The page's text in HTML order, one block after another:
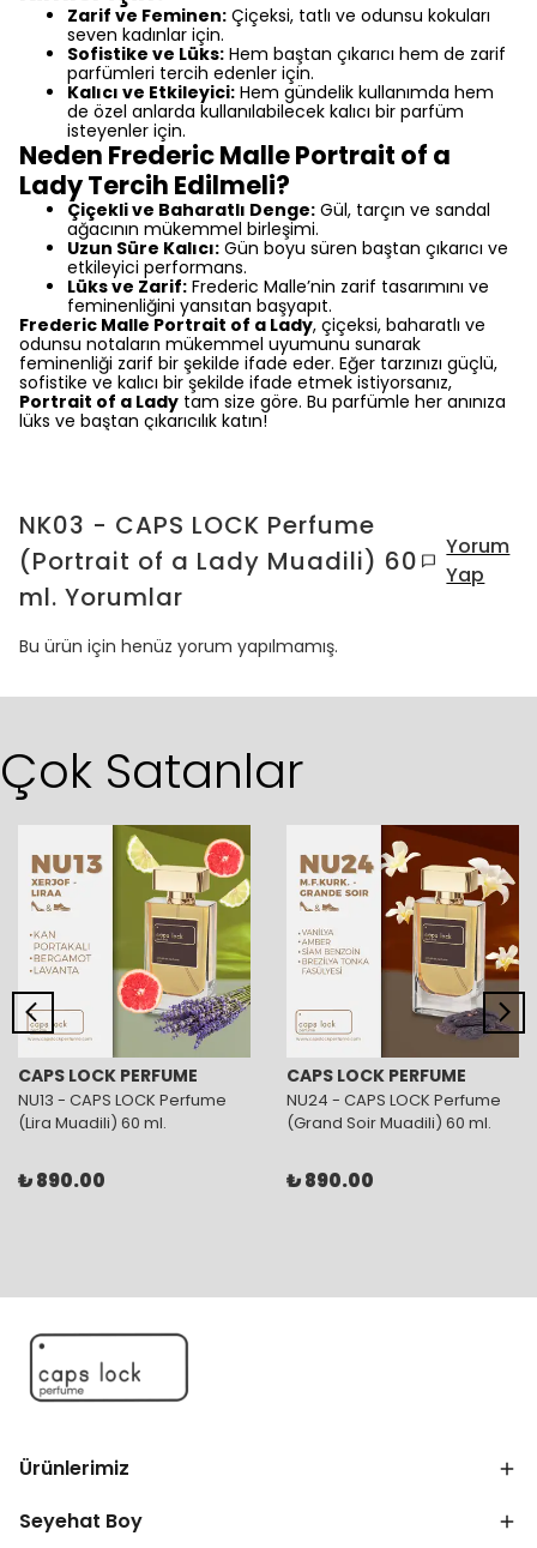
Zarif ve Feminen: Çiçeksi, tatlı ve odunsu kokuları
seven kadınlar için.
Sofistike ve Lüks: Hem baştan çıkarıcı hem de zarif
parfümleri tercih edenler için.
Kalıcı ve Etkileyici: Hem gündelik kullanımda hem
de özel anlarda kullanılabilecek kalıcı bir parfüm
isteyenler için.
Neden Frederic Malle Portrait of a
Lady Tercih Edilmeli?
Çiçekli ve Baharatlı Denge: Gül, tarçın ve sandal
ağacının mükemmel birleşimi.
Uzun Süre Kalıcı: Gün boyu süren baştan çıkarıcı ve
etkileyici performans.
Lüks ve Zarif: Frederic Malle’nin zarif tasarımını ve
feminenliğini yansıtan başyapıt.
Frederic Malle Portrait of a Lady, çiçeksi, baharatlı ve
odunsu notaların mükemmel uyumunu sunarak
feminenliği zarif bir şekilde ifade eder. Eğer tarzınızı güçlü,
sofistike ve kalıcı bir şekilde ifade etmek istiyorsanız,
Portrait of a Lady tam size göre. Bu parfümle her anınıza
lüks ve baştan çıkarıcılık katın!
NK03 - CAPS LOCK Perfume
(Portrait of a Lady Muadili) 60
ml. Yorumlar
Yorum
Yap
Bu ürün için henüz yorum yapılmamış.
Çok Satanlar
CAPS LOCK PERFUME
NU13 - CAPS LOCK Perfume
(Lira Muadili) 60 ml.
₺ 890.00
CAPS LOCK PERFUME
NU24 - CAPS LOCK Perfume
(Grand Soir Muadili) 60 ml.
₺ 890.00
Ürünlerimiz
Seyehat Boy